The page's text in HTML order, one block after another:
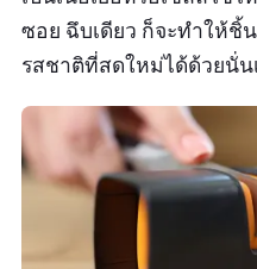
ซอย ฉึบเดียว ก็จะทำให้ชิ้
รสชาติที่สดใหม่ได้ด้วยนั่น